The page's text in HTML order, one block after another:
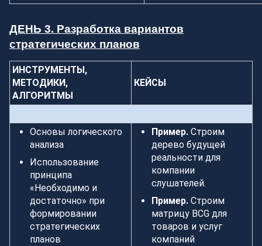
ДЕНЬ 3. Разработка вариантов
стратегических планов
ИНСТРУМЕНТЫ,
МЕТОДИКИ,
АЛГОРИТМЫ
КЕЙСЫ
Основы логического
анализа
Использование
принципа
«Необходимо и
достаточно» при
формировании
стратегических
планов
Пример. Строим
дерево будущей
реальности для
компании
слушателей.
Пример. Строим
матрицу BCG для
товаров и услуг
компаний